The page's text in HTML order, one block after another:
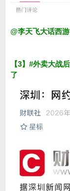
@李天飞大话西
【3】#外卖大战
了